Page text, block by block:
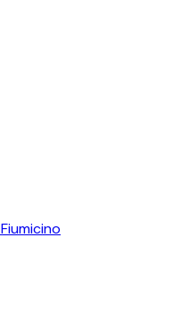
Fiumicino